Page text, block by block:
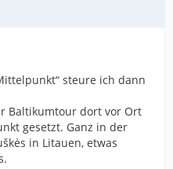
steure ich dann
Baltikumtour dort vor Ort
gesetzt. Ganz in der
in Litauen, etwas